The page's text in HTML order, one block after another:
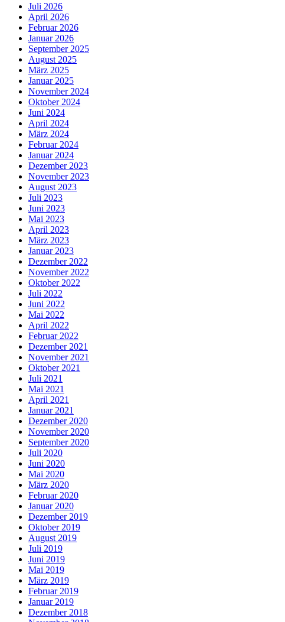
Juli 2026
April 2026
Februar 2026
Januar 2026
September 2025
August 2025
März 2025
Januar 2025
November 2024
Oktober 2024
Juni 2024
April 2024
März 2024
Februar 2024
Januar 2024
Dezember 2023
November 2023
August 2023
Juli 2023
Juni 2023
Mai 2023
April 2023
März 2023
Januar 2023
Dezember 2022
November 2022
Oktober 2022
Juli 2022
Juni 2022
Mai 2022
April 2022
Februar 2022
Dezember 2021
November 2021
Oktober 2021
Juli 2021
Mai 2021
April 2021
Januar 2021
Dezember 2020
November 2020
September 2020
Juli 2020
Juni 2020
Mai 2020
März 2020
Februar 2020
Januar 2020
Dezember 2019
Oktober 2019
August 2019
Juli 2019
Juni 2019
Mai 2019
März 2019
Februar 2019
Januar 2019
Dezember 2018